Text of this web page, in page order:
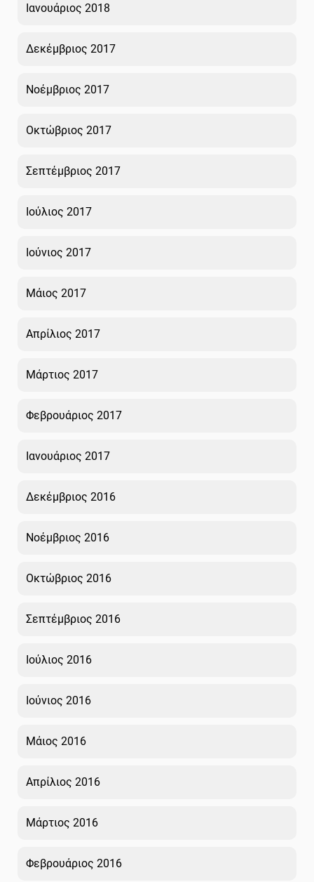
Ιανουάριος 2018
Δεκέμβριος 2017
Νοέμβριος 2017
Οκτώβριος 2017
Σεπτέμβριος 2017
Ιούλιος 2017
Ιούνιος 2017
Μάιος 2017
Απρίλιος 2017
Μάρτιος 2017
Φεβρουάριος 2017
Ιανουάριος 2017
Δεκέμβριος 2016
Νοέμβριος 2016
Οκτώβριος 2016
Σεπτέμβριος 2016
Ιούλιος 2016
Ιούνιος 2016
Μάιος 2016
Απρίλιος 2016
Μάρτιος 2016
Φεβρουάριος 2016